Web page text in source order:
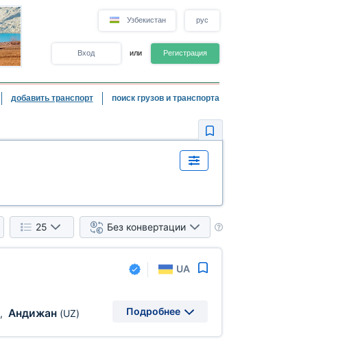
Узбекистан рус
Вход или Регистрация
добавить транспорт поиск грузов и транспорта
25 Без конвертации
UA
, Андижан (UZ) Подробнее